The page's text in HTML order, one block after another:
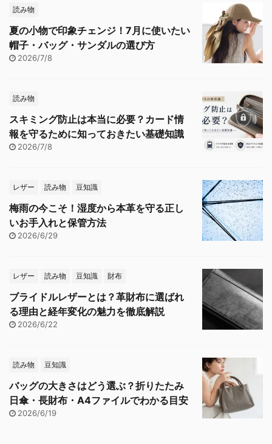
読み物
夏の小物で印象チェンジ！7月に使いたい
帽子・バッグ・サンダルの選び方
2026/7/8
読み物
スキミング防止は本当に必要？カード情
報を守るために知っておきたい基礎知識
2026/7/8
レザー 読み物 豆知識
梅雨の今こそ！湿度から本革を守る正し
いお手入れと保管方法
2026/6/29
レザー 読み物 豆知識 財布
ブライドルレザーとは？革財布に選ばれ
る理由と経年変化の魅力を徹底解説
2026/6/22
読み物 豆知識
バッグの大きさはどう選ぶ？折りたたみ
日傘・長財布・A4ファイルでわかる目安
2026/6/19